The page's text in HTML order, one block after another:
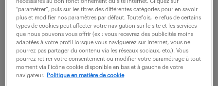
créer une alerte
nécessaires au bon fonctionnement du site Internet. Cliquez sur
“paramétrer”, puis sur les titres des différentes catégories pour en savoir
plus et modifier nos paramètres par défaut. Toutefois, le refus de certains
types de cookies peut affecter votre navigation sur le site et les services
que nous pouvons vous offrir (ex : vous recevrez des publicités moins
adaptées à votre profil lorsque vous naviguerez sur Internet, vous ne
pourrez pas partager du contenu via les réseaux sociaux, etc.). Vous
pourrez retirer votre consentement ou modifier votre paramétrage à tout
moment via l’icône cookie disponible en bas et à gauche de votre
navigateur.
Politique en matière de cookie